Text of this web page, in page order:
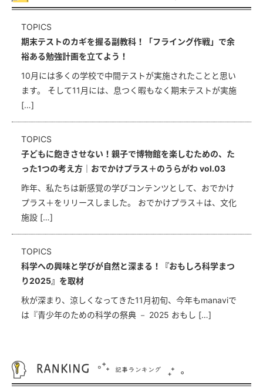
TOPICS
期末テストのカギを握る副教科！「フライング作戦」で余
裕ある勉強計画を立てよう！
10月には多くの学校で中間テストが実施されたことと思い
ます。 そして11月には、息つく暇もなく期末テストが実施
[…]
TOPICS
子どもに飽きさせない！親子で博物館を楽しむための、た
った1つの考え方｜おでかけプラス＋のうらがわ vol.03
昨年、私たちは新感覚の学びコンテンツとして、おでかけ
プラス＋をリリースしました。 おでかけプラス＋は、文化
施設 […]
TOPICS
科学への興味と学びが自然と深まる！『おもしろ科学まつ
り2025』を取材
秋が深まり、涼しくなってきた11月初旬、今年もmanaviで
は『青少年のための科学の祭典 － 2025 おもし […]